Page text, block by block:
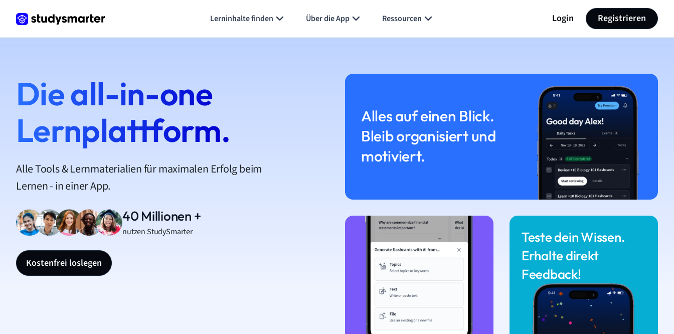
Lerninhalte finden Über die App Ressourcen Login Registrieren
Die all-in-one
Lernplattform.
Alle Tools & Lernmaterialien für maximalen Erfolg beim
Lernen - in einer App.
40 Millionen +
nutzen StudySmarter
Kostenfrei loslegen
Alles auf einen Blick.
Bleib organisiert und
motiviert.
Teste dein Wissen.
Erhalte direkt
Feedback!